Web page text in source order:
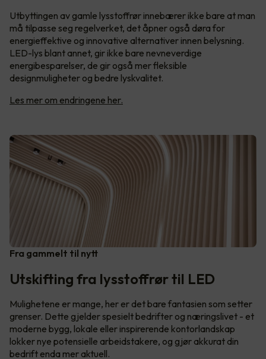
Utbyttingen av gamle lysstoffrør innebærer ikke bare at man
må tilpasse seg regelverket, det åpner også døra for
energieffektive og innovative alternativer innen belysning.
LED-lys blant annet, gir ikke bare nevneverdige
energibesparelser, de gir også mer fleksible
designmuligheter og bedre lyskvalitet.
Les mer om endringene her.
Fra gammelt til nytt
Utskifting fra lysstoffrør til LED
Mulighetene er mange, her er det bare fantasien som setter
grenser. Dette gjelder spesielt bedrifter og næringslivet - et
moderne bygg, lokale eller inspirerende kontorlandskap
lokker nye potensielle arbeidstakere, og gjør akkurat din
bedrift enda mer aktuell.